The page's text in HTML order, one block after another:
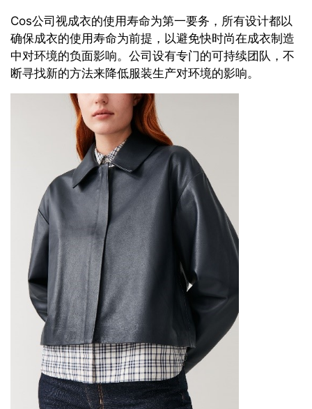
Cos公司视成衣的使用寿命为第一要务，所有设计都以
确保成衣的使用寿命为前提，以避免快时尚在成衣制造
中对环境的负面影响。公司设有专门的可持续团队，不
断寻找新的方法来降低服装生产对环境的影响。